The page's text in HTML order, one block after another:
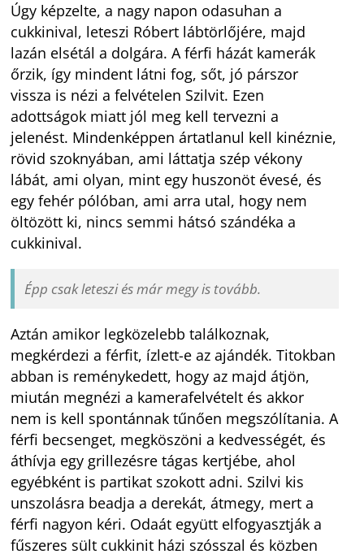
Úgy képzelte, a nagy napon odasuhan a
cukkinival, leteszi Róbert lábtörlőjére, majd
lazán elsétál a dolgára. A férfi házát kamerák
őrzik, így mindent látni fog, sőt, jó párszor
vissza is nézi a felvételen Szilvit. Ezen
adottságok miatt jól meg kell tervezni a
jelenést. Mindenképpen ártatlanul kell kinéznie,
rövid szoknyában, ami láttatja szép vékony
lábát, ami olyan, mint egy huszonöt évesé, és
egy fehér pólóban, ami arra utal, hogy nem
öltözött ki, nincs semmi hátsó szándéka a
cukkinival.
Épp csak leteszi és már megy is tovább.
Aztán amikor legközelebb találkoznak,
megkérdezi a férfit, ízlett-e az ajándék. Titokban
abban is reménykedett, hogy az majd átjön,
miután megnézi a kamerafelvételt és akkor
nem is kell spontánnak tűnően megszólítania. A
férfi becsenget, megköszöni a kedvességét, és
áthívja egy grillezésre tágas kertjébe, ahol
egyébként is partikat szokott adni. Szilvi kis
unszolásra beadja a derekát, átmegy, mert a
férfi nagyon kéri. Odaát együtt elfogyasztják a
fűszeres sült cukkinit házi szósszal és közben